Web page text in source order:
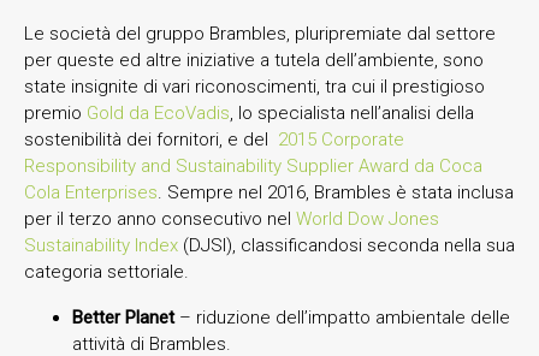
Le società del gruppo Brambles, pluripremiate dal settore
per queste ed altre iniziative a tutela dell’ambiente, sono
state insignite di vari riconoscimenti, tra cui il prestigioso
premio Gold da EcoVadis, lo specialista nell’analisi della
sostenibilità dei fornitori, e del 2015 Corporate
Responsibility and Sustainability Supplier Award da Coca
Cola Enterprises. Sempre nel 2016, Brambles è stata inclusa
per il terzo anno consecutivo nel World Dow Jones
Sustainability Index (DJSI), classificandosi seconda nella sua
categoria settoriale.
Better Planet – riduzione dell’impatto ambientale delle
attività di Brambles.